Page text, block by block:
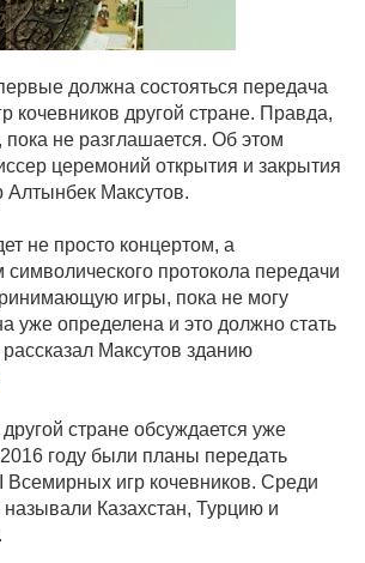
должна состояться передача
кочевников другой стране. Правда,
пока не разглашается. Об этом
церемоний открытия и закрытия
Алтынбек Максутов.
не просто концертом, а
протокола передачи
игры, пока не могу
уже определена и это должно стать
Максутов зданию
стране обсуждается уже
году были планы передать
Всемирных игр кочевников. Среди
называли Казахстан, Турцию и